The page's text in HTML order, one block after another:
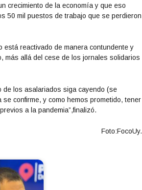
crecimiento de la economía y que eso
50 mil puestos de trabajo que se perdieron
está reactivado de manera contundente y
más allá del cese de los jornales solidarios
de los asalariados siga cayendo (se
confirme, y como hemos prometido, tener
a la pandemia”,finalizó.
Foto:FocoUy.